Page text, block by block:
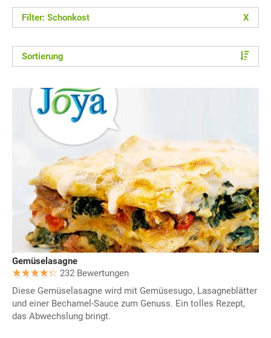
Filter: Schonkost X
Sortierung
Gemüselasagne
232 Bewertungen
Diese Gemüselasagne wird mit Gemüsesugo, Lasagneblätter
und einer Bechamel-Sauce zum Genuss. Ein tolles Rezept,
das Abwechslung bringt.